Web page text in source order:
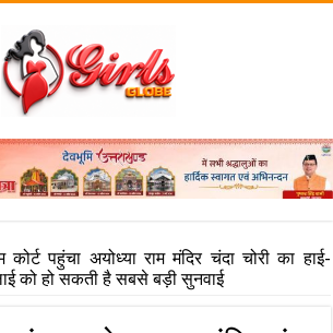
कोर्ट पहुंचा अयोध्या राम मंदिर चंदा चोरी का हाई-
को हो सकती है सबसे बड़ी सुनवाई